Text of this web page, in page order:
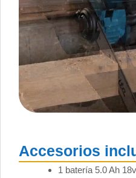
Accesorios
1 batería 5.0 Ah